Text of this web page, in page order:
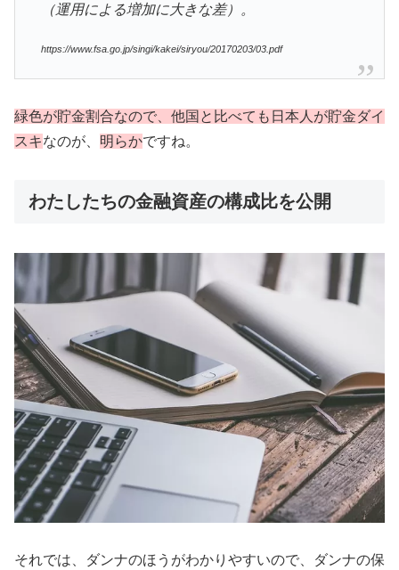
（運用による増加に大きな差）。
https://www.fsa.go.jp/singi/kakei/siryou/20170203/03.pdf
緑色が貯金割合なので、他国と比べても日本人が貯金ダイ
スキなのが、 明らかですね。
わたしたちの金融資産の構成比を公開
それでは、ダンナのほうがわかりやすいので、ダンナの保